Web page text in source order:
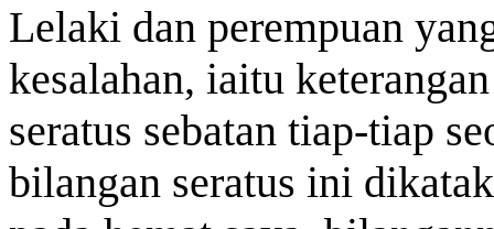
Lelaki dan perempuan
kesalahan, iaitu
seratus sebatan tiap-tiap
bilangan seratus ini